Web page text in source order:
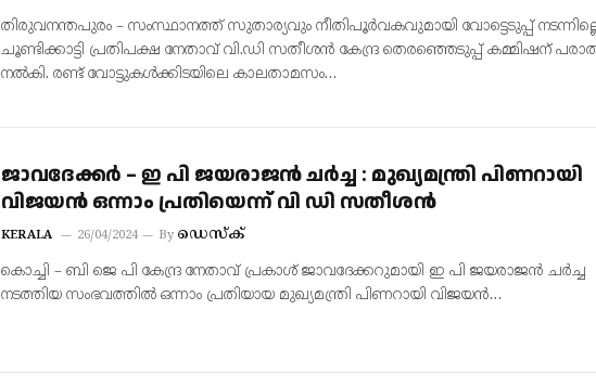
തിരുവനന്തപുരം – സംസ്ഥാനത്ത് സുതാര്യവും നീതിപൂര്‍വകവുമായി വോട്ടെടുപ്പ്
ചൂണ്ടിക്കാട്ടി പ്രതിപക്ഷ നേതാവ് വി.ഡി സതീശന്‍ കേന്ദ്ര തെരഞ്ഞെടുപ്പ് കമ്മിഷന്
നല്‍കി. രണ്ട് വോട്ടുകള്‍ക്കിടയിലെ കാലതാമസം…
ജാവദേക്കര്‍ – ഇ പി ജയരാജന്‍ ചര്‍ച്ച : മുഖ്യമന്ത്രി പിണറായി
വിജയന്‍ ഒന്നാം പ്രതിയെന്ന് വി ഡി സതീശന്‍
KERALA 26/04/2024 By ഡെസ്‌ക്
കൊച്ചി – ബി ജെ പി കേന്ദ്ര നേതാവ് പ്രകാശ് ജാവദേക്കറുമായി ഇ പി ജയരാജന്‍ ചര്‍ച്ച
നടത്തിയ സംഭവത്തില്‍ ഒന്നാം പ്രതിയായ മുഖ്യമന്ത്രി പിണറായി വിജയന്‍…